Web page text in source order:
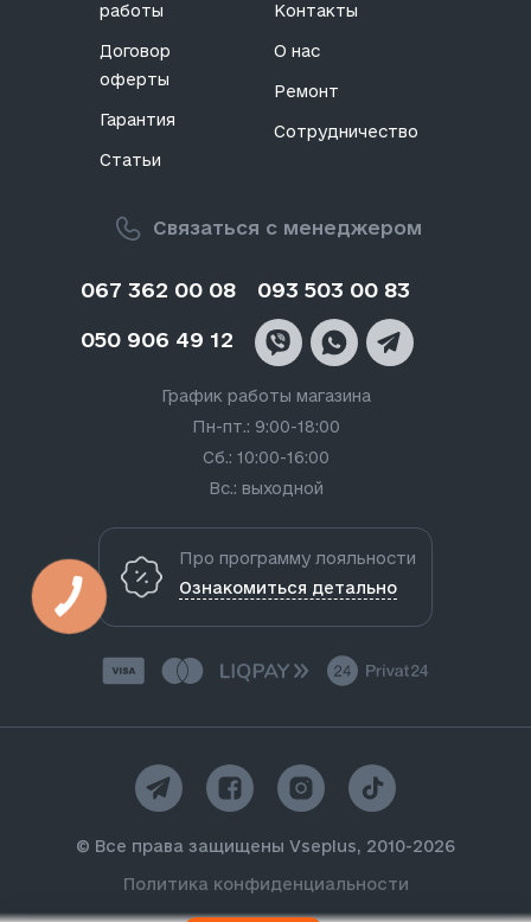
Связаться с менеджером
067 362 00 08 093 503 00 83
050 906 49 12
График работы магазина
Пн-пт.: 9:00-18:00
Сб.: 10:00-16:00
Вс.: выходной
работы
Договор
оферты
Гарантия
Статьи
Контакты
О нас
Ремонт
Сотрудничество
Про программу лояльности
Ознакомиться детально
© Все права защищены Vseplus, 2010-2026
Политика конфиденциальности